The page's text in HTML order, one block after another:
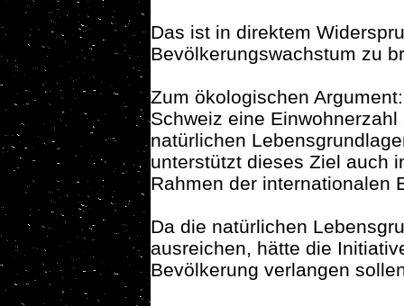
Das ist in direktem
Bevölkerungswachstum zu
Zum ökologischen
Schweiz eine
natürlichen
unterstützt dieses Ziel auch
Rahmen der internationalen
Da die natürlichen
ausreichen, hätte die
Bevölkerung verlangen